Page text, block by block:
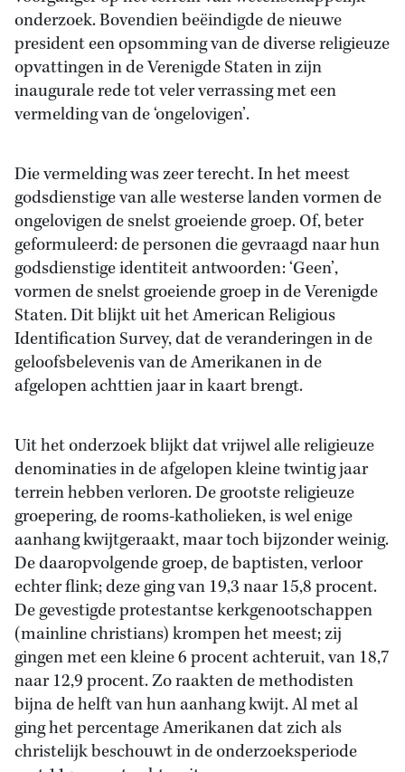
onderzoek. Bovendien beëindigde de nieuwe
president een opsomming van de diverse religieuze
opvattingen in de Verenigde Staten in zijn
inaugurale rede tot veler verrassing met een
vermelding van de ‘ongelovigen’.
Die vermelding was zeer terecht. In het meest
godsdienstige van alle westerse landen vormen de
ongelovigen de snelst groeiende groep. Of, beter
geformuleerd: de personen die gevraagd naar hun
godsdienstige identiteit antwoorden: ‘Geen’,
vormen de snelst groeiende groep in de Verenigde
Staten. Dit blijkt uit het American Religious
Identification Survey, dat de veranderingen in de
geloofsbelevenis van de Amerikanen in de
afgelopen achttien jaar in kaart brengt.
Uit het onderzoek blijkt dat vrijwel alle religieuze
denominaties in de afgelopen kleine twintig jaar
terrein hebben verloren. De grootste religieuze
groepering, de rooms-katholieken, is wel enige
aanhang kwijtgeraakt, maar toch bijzonder weinig.
De daaropvolgende groep, de baptisten, verloor
echter flink; deze ging van 19,3 naar 15,8 procent.
De gevestigde protestantse kerkgenootschappen
(mainline christians) krompen het meest; zij
gingen met een kleine 6 procent achteruit, van 18,7
naar 12,9 procent. Zo raakten de methodisten
bijna de helft van hun aanhang kwijt. Al met al
ging het percentage Amerikanen dat zich als
christelijk beschouwt in de onderzoeksperiode